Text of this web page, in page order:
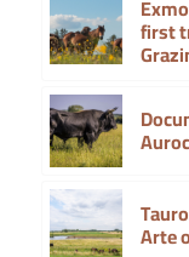
first
Arte